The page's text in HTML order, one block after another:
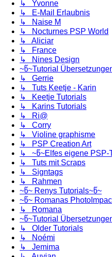
↳ Yvonne
↳ E-Mail Erlaubnis
↳ Naise M
↳ Nocturnes PSP World
↳ Aliciar
↳ France
↳ Nines Design
~წ~Tutorial
↳ Gerrie
↳ Tuts Keetje - Karin
↳ Keetje Tutorials
↳ Karins Tutorials
↳ Ri@
↳ Corry
↳ Violine graphisme
↳ PSP Creation Art
↳ ~წ~Elfes eigene PSP-
↳ Tuts mit Scraps
↳ Signtags
↳ Rahmen
~წ~ Renys Tutorials~წ~
~წ~ Romanas
↳ Romana
~წ~Tutorial
↳ Older Tutorials
↳ Noémi
↳ Jemima